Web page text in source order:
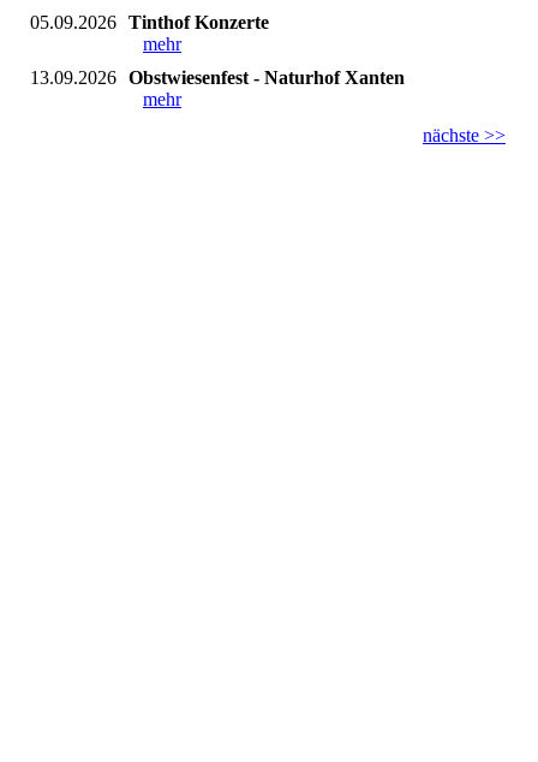
05.09.2026 Tinthof Konzerte
mehr
13.09.2026 Obstwiesenfest - Naturhof Xanten
mehr
nächste >>